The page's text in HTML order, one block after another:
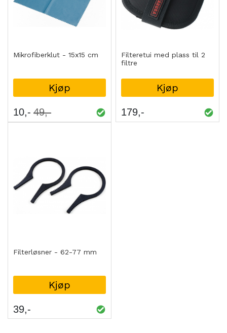
Mikrofiberklut - 15x15 cm
Kjøp
10 49
Filteretui med plass til 2
filtre
Kjøp
179
Filterløsner - 62-77 mm
Kjøp
39